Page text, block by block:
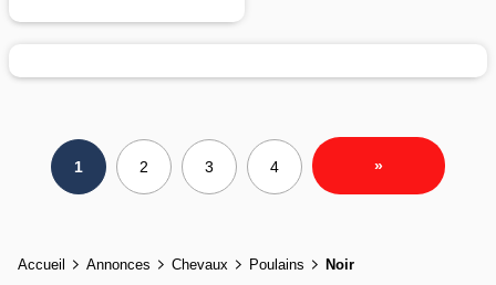
1 2 3 4 »
Accueil Annonces Chevaux Poulains Noir